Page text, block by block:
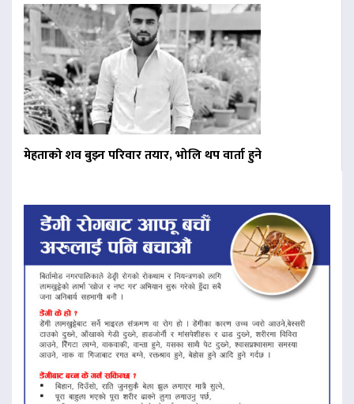
मेहताको शव बुझ्न परिवार तयार, भोलि थप वार्ता हुने